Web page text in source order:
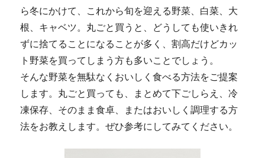
ら冬にかけて、これから旬を迎える野菜、白菜、大
根、キャベツ。丸ごと買うと、どうしても使いきれ
ずに捨てることになることが多く、割高だけどカッ
ト野菜を買ってしまう方も多いことでしょう。
そんな野菜を無駄なくおいしく食べる方法をご提案
します。丸ごと買っても、まとめて下ごしらえ、冷
凍保存、そのまま食卓、またはおいしく調理する方
法をお教えします。ぜひ参考にしてみてください。